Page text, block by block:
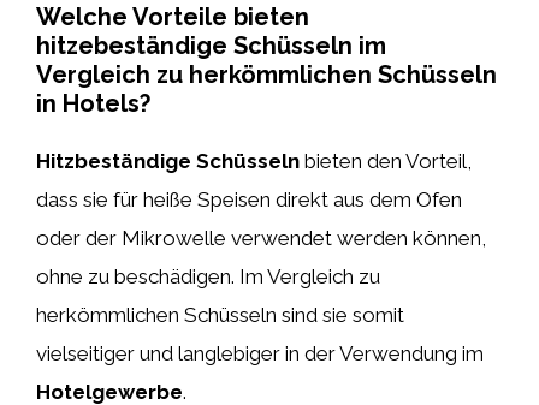
Welche Vorteile bieten
hitzebeständige Schüsseln im
Vergleich zu herkömmlichen Schüsseln
in Hotels?
Hitzbeständige Schüsseln bieten den Vorteil,
dass sie für heiße Speisen direkt aus dem Ofen
oder der Mikrowelle verwendet werden können,
ohne zu beschädigen. Im Vergleich zu
herkömmlichen Schüsseln sind sie somit
vielseitiger und langlebiger in der Verwendung im
Hotelgewerbe.